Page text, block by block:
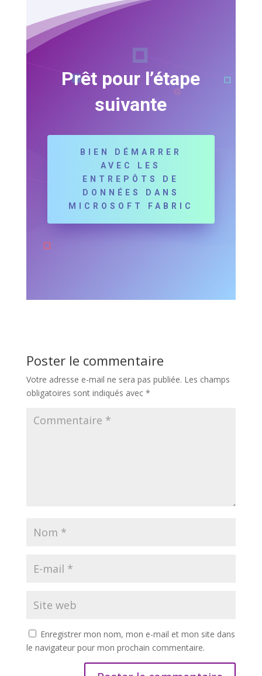
Prêt pour l’étape
suivante
BIEN DÉMARRER
AVEC LES
ENTREPÔTS DE
DONNÉES DANS
MICROSOFT FABRIC
Poster le commentaire
Votre adresse e-mail ne sera pas publiée. Les champs
obligatoires sont indiqués avec *
Enregistrer mon nom, mon e-mail et mon site dans
le navigateur pour mon prochain commentaire.